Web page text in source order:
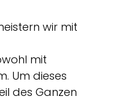
wir mit
mit
Um dieses
des Ganzen